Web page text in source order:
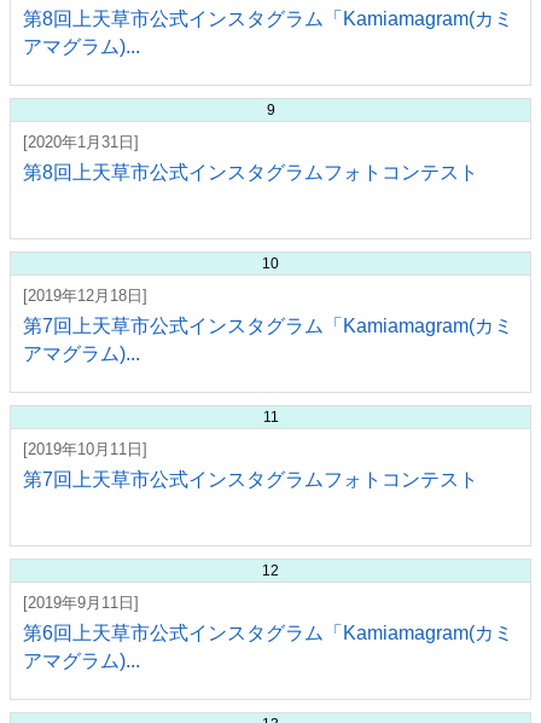
第8回上天草市公式インスタグラム「Kamiamagram(カミ
アマグラム)...
9
[2020年1月31日]
第8回上天草市公式インスタグラムフォトコンテスト
10
[2019年12月18日]
第7回上天草市公式インスタグラム「Kamiamagram(カミ
アマグラム)...
11
[2019年10月11日]
第7回上天草市公式インスタグラムフォトコンテスト
12
[2019年9月11日]
第6回上天草市公式インスタグラム「Kamiamagram(カミ
アマグラム)...